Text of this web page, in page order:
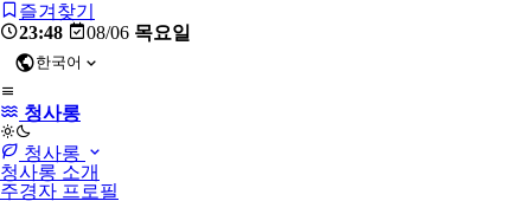
즐겨찾기
23:48
08/06 목요일
한국어
청사롱
light청사롱
청사롱 소개
주경자 프로필